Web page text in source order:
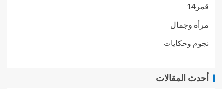
قمر14
مرأة وجمال
نجوم وحكايات
أحدث المقالات